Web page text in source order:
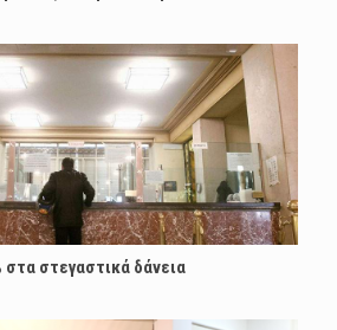
στεγαστικά δάνεια